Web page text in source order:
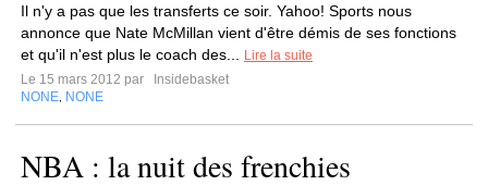
Il n'y a pas que les transferts ce soir. Yahoo! Sports nous
annonce que Nate McMillan vient d'être démis de ses fonctions
et qu'il n'est plus le coach des...
Lire la suite
Le 15 mars 2012 par
Insidebasket
NONE NONE
NBA : la nuit des frenchies